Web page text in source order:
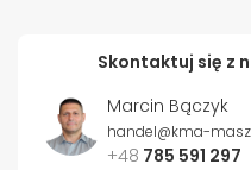
Skontaktuj się z
Marcin Bączyk
handel@kma-
+48 785 591 297